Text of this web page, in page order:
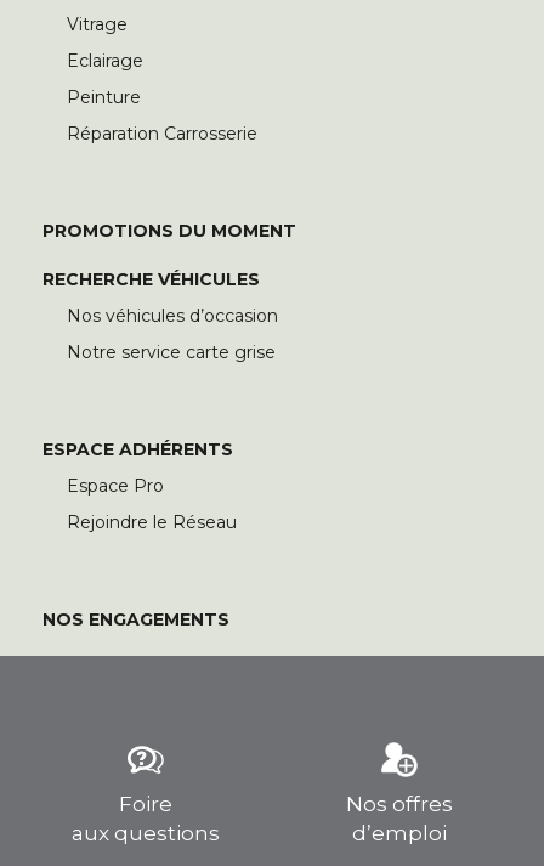
Vitrage
Eclairage
Peinture
Réparation Carrosserie
PROMOTIONS DU MOMENT
RECHERCHE VÉHICULES
Nos véhicules d’occasion
Notre service carte grise
ESPACE ADHÉRENTS
Espace Pro
Rejoindre le Réseau
NOS ENGAGEMENTS
Foire
aux questions
Nos offres
d’emploi